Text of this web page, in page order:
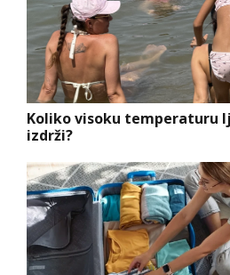
Koliko visoku temperaturu
izdrži?